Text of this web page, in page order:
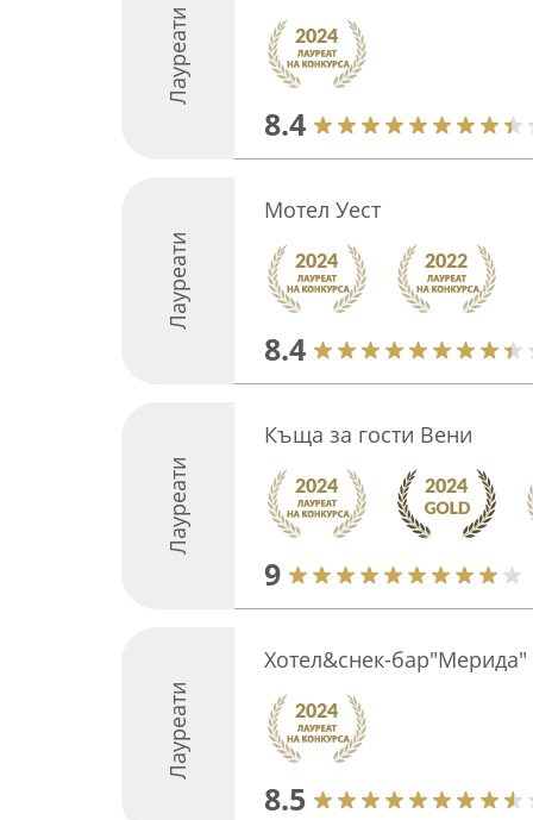
Лауреати
8.4
Лауреати
Мотел Уест
8.4
Лауреати
Къща за гости Вени
9
Лауреати
Хотел&снек-бар"Мерида"
8.5